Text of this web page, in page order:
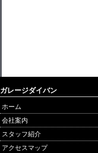
ガレージダイバン
ホーム
会社案内
スタッフ紹介
アクセスマップ